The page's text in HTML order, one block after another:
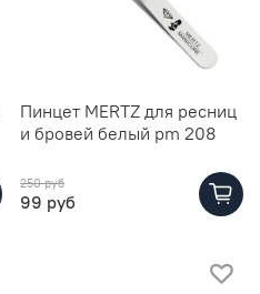
Пинцет MERTZ для ресниц
и бровей белый pm 208
250 руб
99 руб